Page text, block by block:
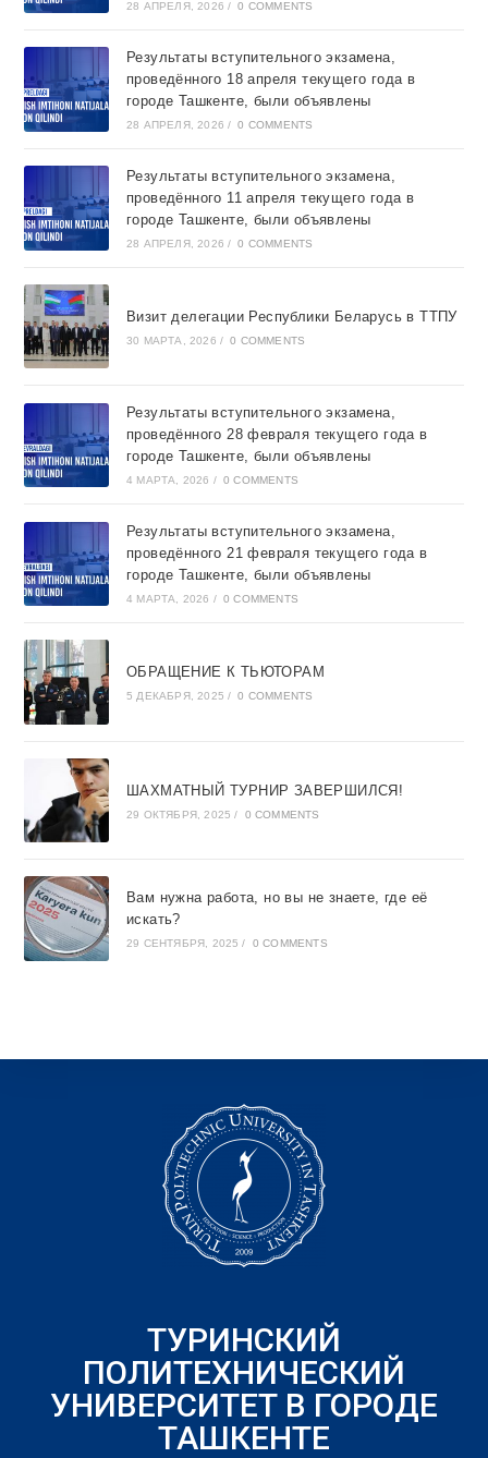
28 АПРЕЛЯ, 2026 / 0 COMMENTS
Результаты вступительного экзамена,
проведённого 18 апреля текущего года в
городе Ташкентe, были объявлены
28 АПРЕЛЯ, 2026 / 0 COMMENTS
Результаты вступительного экзамена,
проведённого 11 апреля текущего года в
городе Ташкентe, были объявлены
28 АПРЕЛЯ, 2026 / 0 COMMENTS
Визит делегации Республики Беларусь в ТТПУ
30 МАРТА, 2026 / 0 COMMENTS
Результаты вступительного экзамена,
проведённого 28 февраля текущего года в
городе Ташкентe, были объявлены
4 МАРТА, 2026 / 0 COMMENTS
Результаты вступительного экзамена,
проведённого 21 февраля текущего года в
городе Ташкентe, были объявлены
4 МАРТА, 2026 / 0 COMMENTS
ОБРАЩЕНИЕ К ТЬЮТОРАМ
5 ДЕКАБРЯ, 2025 / 0 COMMENTS
ШАХМАТНЫЙ ТУРНИР ЗАВЕРШИЛСЯ!
29 ОКТЯБРЯ, 2025 / 0 COMMENTS
Вам нужна работа, но вы не знаете, где её
искать?
29 СЕНТЯБРЯ, 2025 / 0 COMMENTS
ТУРИНСКИЙ
ПОЛИТЕХНИЧЕСКИЙ
УНИВЕРСИТЕТ В ГОРОДЕ
ТАШКЕНТЕ